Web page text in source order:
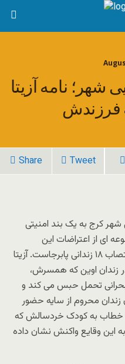
شهر؛ نامه آزیتا
فرزندش
Share Tweet
شهر کرج به یک بند امنیتی
ای از اعتراضات این
زندانیان شده که کماکان با ادامه اعتصاب ۱۸ زندانی پابرجاست. آزیتا
زندان اوین که همسرش،
تحمل حبس می کند و
زندان محروم از سایه حضور
خطاب به کودک خردسالش که
این وقایع واکنش نشان داده